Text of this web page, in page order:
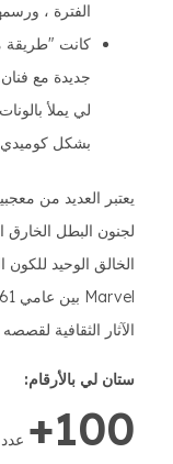
الفترة ،
كانت
جديدة مع
لي يملأ
بشكل
يعتبر العديد من
لجنون البطل الخارق
الخالق الوحيد
الآثار الثقافية
ستان لي بالأرقام:
100+